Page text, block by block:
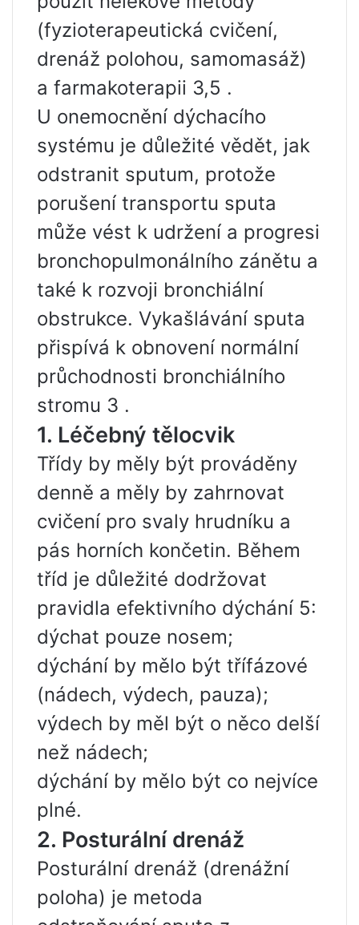
(fyzioterapeutická cvičení,
drenáž polohou, samomasáž)
a farmakoterapii 3,5 .
U onemocnění dýchacího
systému je důležité vědět, jak
odstranit sputum, protože
porušení transportu sputa
může vést k udržení a progresi
bronchopulmonálního zánětu a
také k rozvoji bronchiální
obstrukce. Vykašlávání sputa
přispívá k obnovení normální
průchodnosti bronchiálního
stromu 3 .
1. Léčebný tělocvik
Třídy by měly být prováděny
denně a měly by zahrnovat
cvičení pro svaly hrudníku a
pás horních končetin. Během
tříd je důležité dodržovat
pravidla efektivního dýchání 5:
dýchat pouze nosem;
dýchání by mělo být třífázové
(nádech, výdech, pauza);
výdech by měl být o něco delší
než nádech;
dýchání by mělo být co nejvíce
plné.
2. Posturální drenáž
Posturální drenáž (drenážní
poloha) je metoda